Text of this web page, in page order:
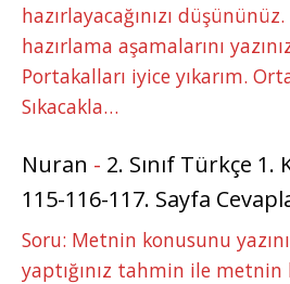
hazırlayacağınızı
hazırlama aşamalarını
Portakalları iyice yıkarım.
Sıkacakla…
Nuran - 2. Sınıf Türkçe 1.
115-116-117. Sayfa
Soru: Metnin konusunu
yaptığınız tahmin ile metnin